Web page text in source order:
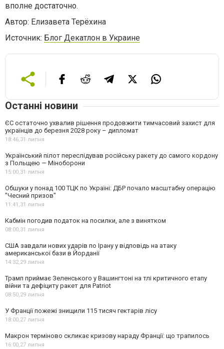
вполне достаточно.
Автор: Елизавета Терёхина
Источник: Блог Декатлон в Украине
Останні новини
ЄС остаточно ухвалив рішення продовжити тимчасовий захист для
українців до березня 2028 року – дипломат
18:46,31 липня
Український пілот переслідував російську ракету до самого кордону
з Польщею — Міноборони
15:00,31 липня
Обшуки у понад 100 ТЦК по Україні: ДБР почало масштабну операцію
"Чесний призов"
11:41,31 липня
Кабмін погодив податок на посилки, але з винятком
08:00,31 липня
США завдали нових ударів по Ірану у відповідь на атаку
американської бази в Йорданії
14:32,29 липня
Трамп приймає Зеленського у Вашингтоні на тлі критичного етапу
війни та дефіциту ракет для Patriot
08:50,29 липня
У Франції пожежі знищили 115 тисяч гектарів лісу
18:00,27 липня
Макрон терміново скликає кризову нараду Франції: що трапилось
16:00,27 липня